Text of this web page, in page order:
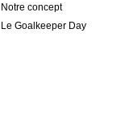
Notre concept
Le Goalkeeper Day